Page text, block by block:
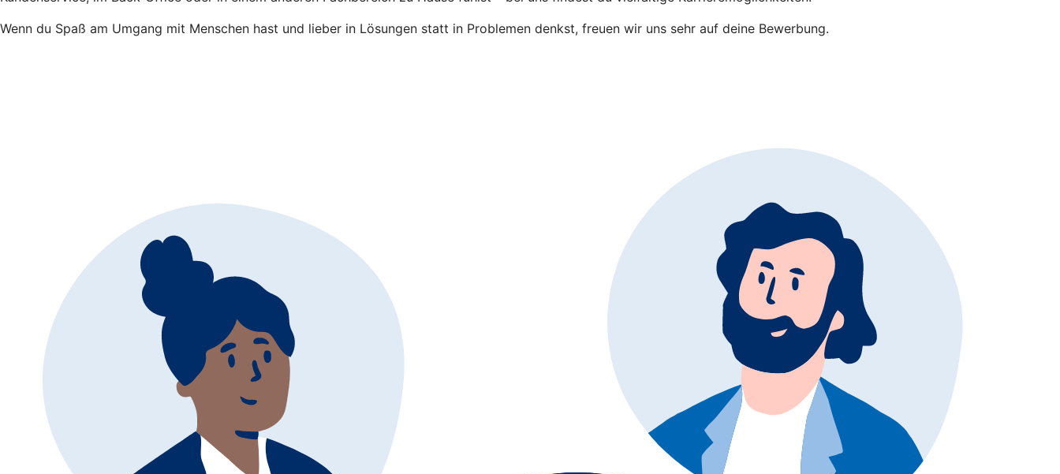
Wenn du Spaß am Umgang mit Menschen hast und lieber in Lösungen statt in Problemen denkst, freuen wir uns sehr auf deine Bewerbung.